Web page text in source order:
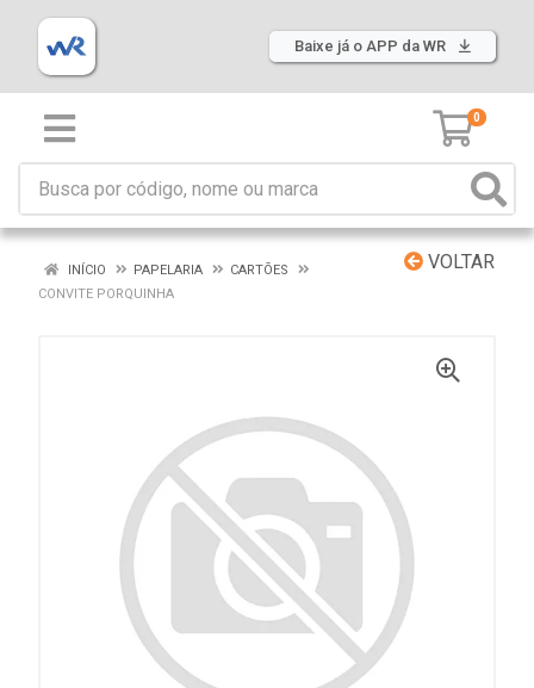
Baixe já o APP da WR
0
VOLTAR
INÍCIO PAPELARIA
CARTÕES
CONVITE PORQUINHA